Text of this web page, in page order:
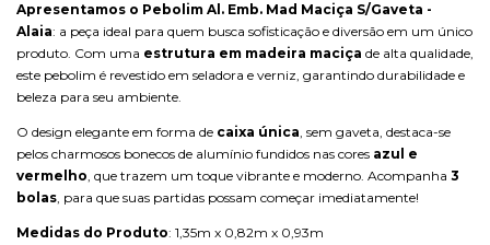
Apresentamos o Pebolim Al. Emb. Mad Maciça S/Gaveta -
Alaia: a peça ideal para quem busca sofisticação e diversão em um único
produto. Com uma estrutura em madeira maciça de alta qualidade,
este pebolim é revestido em seladora e verniz, garantindo durabilidade e
beleza para seu ambiente.
O design elegante em forma de caixa única, sem gaveta, destaca-se
pelos charmosos bonecos de alumínio fundidos nas cores azul e
vermelho, que trazem um toque vibrante e moderno. Acompanha 3
bolas, para que suas partidas possam começar imediatamente!
Medidas do Produto: 1,35m x 0,82m x 0,93m